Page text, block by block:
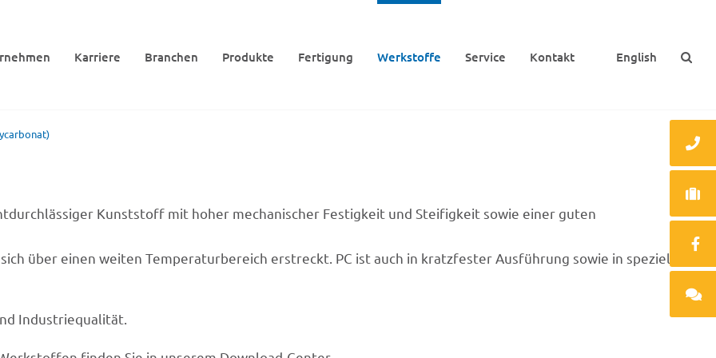
Karriere Bran­chen Produkte Ferti­gung Werk­stoffe Service Kontakt English
Kunst­stoff mit hoher mecha­ni­scher Festig­keit und Stei­fig­keit sowie einer guten
über einen weiten Tempe­ra­tur­be­reich erstreckt. PC ist auch in kratz­fes­ter Ausfüh­rung sowie in spezi­el­len
Industriequalität.